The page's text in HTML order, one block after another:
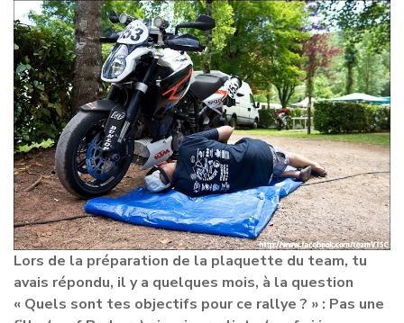
Lors de la préparation de la plaquette du team, tu
avais répondu, il y a quelques mois, à la question
« Quels sont tes objectifs pour ce rallye ? » : Pas une